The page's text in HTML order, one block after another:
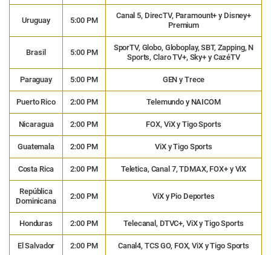
Uruguay 5:00 PM
Canal 5, DirecTV, Paramount+ y Disney+
Premium
Brasil 5:00 PM
SporTV, Globo, Globoplay, SBT, Zapping, N
Sports, Claro TV+, Sky+ y CazéTV
Paraguay 5:00 PM GEN y Trece
Puerto Rico 2:00 PM Telemundo y NAICOM
Nicaragua 2:00 PM FOX, ViX y Tigo Sports
Guatemala 2:00 PM ViX y Tigo Sports
Costa Rica 2:00 PM Teletica, Canal 7, TDMAX, FOX+ y ViX
República
Dominicana
2:00 PM ViX y Pio Deportes
Honduras 2:00 PM Telecanal, DTVC+, ViX y Tigo Sports
El Salvador 2:00 PM Canal4, TCS GO, FOX, ViX y Tigo Sports